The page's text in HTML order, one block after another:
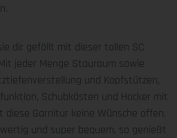
dir gefällt mit dieser tollen SC
jeder Menge Stauraum sowie
und Kopfstützen,
Schubkästen und Hocker mit
diese Garnitur keine Wünsche offen.
und super bequem, so genießt